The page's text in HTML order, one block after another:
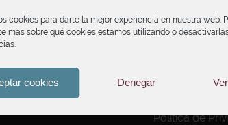
cookies para darte la mejor experiencia en nuestra web.
más sobre qué cookies estamos utilizando o
cookies Denegar
Pedidos
Condiciones
Política de
Política de